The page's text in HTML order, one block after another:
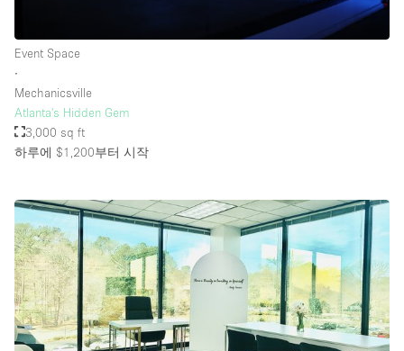
Event Space
∙
Mechanicsville
Atlanta's Hidden Gem
3,000 sq ft
하루에 $1,200부터 시작